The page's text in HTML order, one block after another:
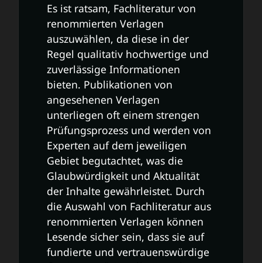
Es ist ratsam, Fachliteratur von
renommierten Verlagen
auszuwählen, da diese in der
Regel qualitativ hochwertige und
zuverlässige Informationen
bieten. Publikationen von
angesehenen Verlagen
unterliegen oft einem strengen
Prüfungsprozess und werden von
Experten auf dem jeweiligen
Gebiet begutachtet, was die
Glaubwürdigkeit und Aktualität
der Inhalte gewährleistet. Durch
die Auswahl von Fachliteratur aus
renommierten Verlagen können
Lesende sicher sein, dass sie auf
fundierte und vertrauenswürdige